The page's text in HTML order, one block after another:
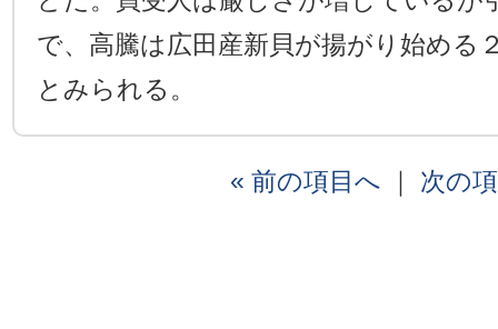
で、高騰は広田産新貝が揚がり始める
とみられる。
« 前の項目へ ｜ 次の